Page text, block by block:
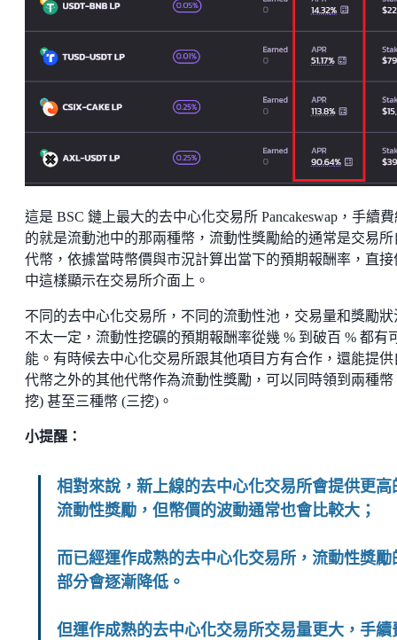
這是 BSC 鏈上最大的去中心化交易所 Pancakeswap，手續
的就是流動池中的那兩種幣，流動性獎勵給的通常是交易所
代幣，依據當時幣價與市況計算出當下的預期報酬率，直接
中這樣顯示在交易所介面上。
不同的去中心化交易所，不同的流動性池，交易量和獎勵狀
不太一定，流動性挖礦的預期報酬率從幾 % 到破百 % 都有
能。有時候去中心化交易所跟其他項目方有合作，還能提供
代幣之外的其他代幣作為流動性獎勵，可以同時領到兩種幣
挖) 甚至三種幣 (三挖)。
小提醒：
相對來說，新上線的去中心化交易所會提供更高
流動性獎勵，但幣價的波動通常也會比較大；
而已經運作成熟的去中心化交易所，流動性獎勵
部分會逐漸降低。
但運作成熟的去中心化交易所交易量更大，手續